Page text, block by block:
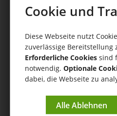
WaWi/CRM
Amazon
Anleitungen
Cookie und
Diese Webseite nutzt
zuverlässige Bereitstellung
Erforderliche Cookies sind
notwendig. Optionale
dabei, die Webseite zu
Impressum|